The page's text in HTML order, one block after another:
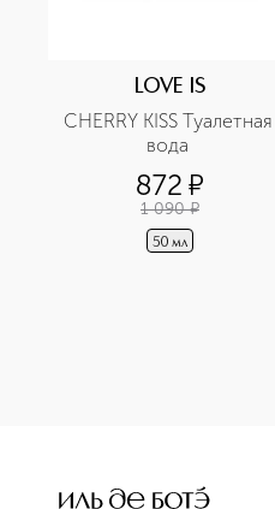
LOVE IS
CHERRY KISS Туалетная
872 ¤
1 090 ¤
50 мл